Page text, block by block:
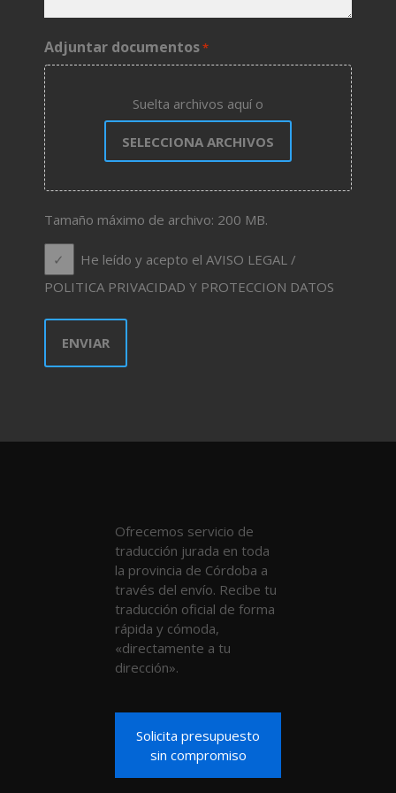
Adjuntar documentos*
Suelta archivos aquí o
SELECCIONA ARCHIVOS
Tamaño máximo de archivo: 200 MB.
He leído y acepto el AVISO LEGAL /
POLITICA PRIVACIDAD Y PROTECCION DATOS
Ofrecemos servicio de
traducción jurada en toda
la provincia de Córdoba a
través del envío. Recibe tu
traducción oficial de forma
rápida y cómoda,
«directamente a tu
dirección».
Solicita presupuesto
sin compromiso